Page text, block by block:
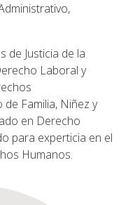
de Justicia de la
Laboral y
Familia, Niñez y
en Derecho
para experticia en el
Humanos.